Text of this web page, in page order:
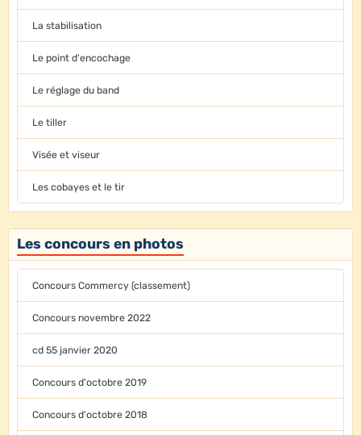
La stabilisation
Le point d'encochage
Le réglage du band
Le tiller
Visée et viseur
Les cobayes et le tir
Les concours en photos
Concours Commercy (classement)
Concours novembre 2022
cd 55 janvier 2020
Concours d'octobre 2019
Concours d'octobre 2018